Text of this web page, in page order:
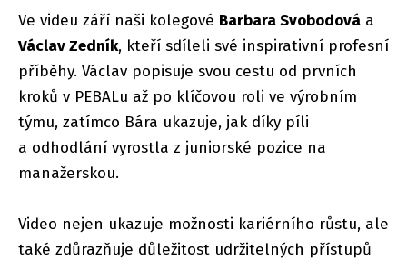
Ve videu září naši kolegové Barbara Svobodová a
Václav Zedník, kteří sdíleli své inspirativní profesní
příběhy. Václav popisuje svou cestu od prvních
kroků v PEBALu až po klíčovou roli ve výrobním
týmu, zatímco Bára ukazuje, jak díky píli
a odhodlání vyrostla z juniorské pozice na
manažerskou.
Video nejen ukazuje možnosti kariérního růstu, ale
také zdůrazňuje důležitost udržitelných přístupů